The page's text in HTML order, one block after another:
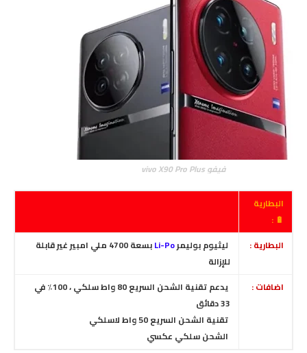
فيفو vivo X90 Pro Plus
البطارية
🔋 :
البطارية :
ليثيوم بوليمرLi-Po
بسعة 4700 ملي امبير غير قابلة
للإزالة
اضافات :
يدعم تقنية الشحن السريع 80 واط سلكي ، 100٪ في
33 دقائق
تقنية الشحن السريع 50 واط لاسلكي
الشحنسلكي عكسي